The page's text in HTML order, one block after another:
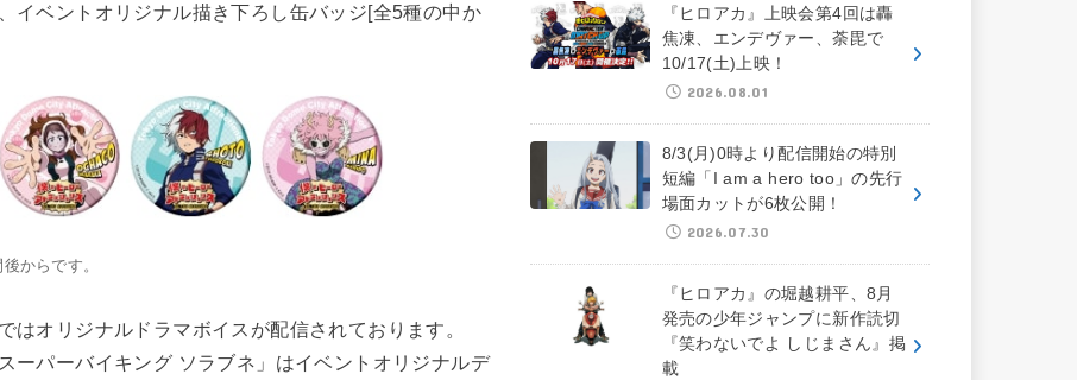
イベントオリジナル描き下ろし缶バッジ[全5種の中か
からです。
オリジナルドラマボイスが配信されております。
ーパーバイキング ソラブネ」はイベントオリジナルデ
『ヒロアカ』上映会第4回は轟
焦凍、エンデヴァー、荼毘で
10/17(土)上映！
2026.08.01
8/3(月)0時より配信開始の特別
短編「I am a hero too」の先行
場面カットが6枚公開！
2026.07.30
『ヒロアカ』の堀越耕平、8月
発売の少年ジャンプに新作読切
『笑わないでよ しじまさん』掲
載